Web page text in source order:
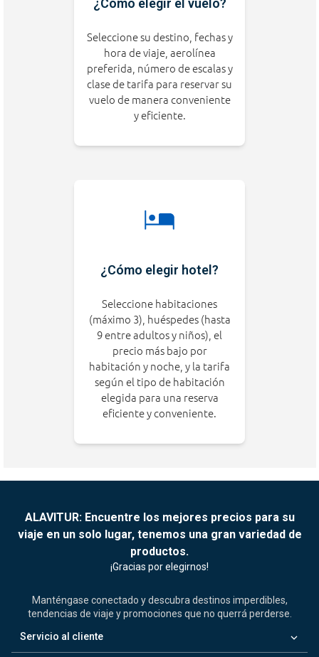
¿Cómo elegir el vuelo?
Seleccione su destino, fechas y
hora de viaje, aerolínea
preferida, número de escalas y
clase de tarifa para reservar su
vuelo de manera conveniente
y eficiente.
¿Cómo elegir hotel?
Seleccione habitaciones
(máximo 3), huéspedes (hasta
9 entre adultos y niños), el
precio más bajo por
habitación y noche, y la tarifa
según el tipo de habitación
elegida para una reserva
eficiente y conveniente.
ALAVITUR: Encuentre los mejores precios para su
viaje en un solo lugar, tenemos una gran variedad de
productos.
¡Gracias por elegirnos!
Manténgase conectado y descubra destinos imperdibles,
tendencias de viaje y promociones que no querrá perderse.
Servicio al cliente
keyboard_arrow_down